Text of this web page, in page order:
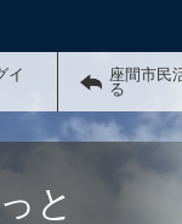
イ
座間市民
る
と